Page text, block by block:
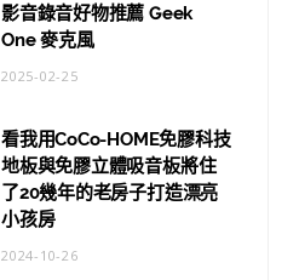
影音錄音好物推薦 Geek
One 麥克風
2025-02-25
看我用CoCo-HOME免膠科技
地板與免膠立體吸音板將住
了20幾年的老房子打造漂亮
小孩房
2024-10-26